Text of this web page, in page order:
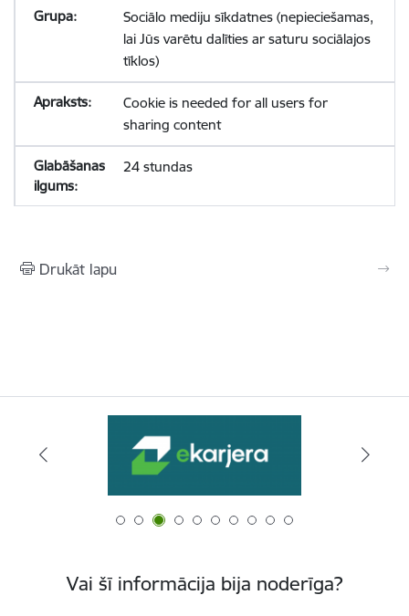
Sociālo mediju sīkdatnes (nepieciešamas,
lai Jūs varētu dalīties ar saturu sociālajos
tīklos)
Cookie is needed for all users for
sharing content
24 stundas
Drukāt lapu
Vai šī informācija bija noderīga?